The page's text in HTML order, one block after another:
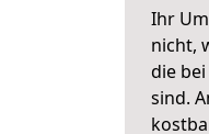
Ihr
nicht,
die
sind.